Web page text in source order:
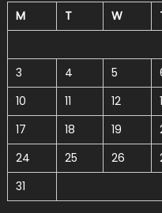
M
T W
3
4 5
10
11 12
17
18 19
24
25 26
31